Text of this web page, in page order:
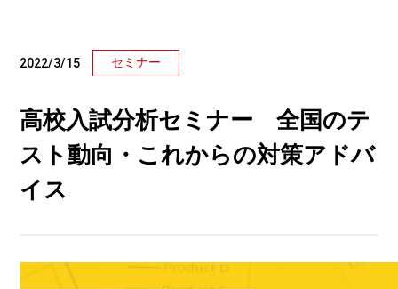
2022/3/15 セミナー
高校入試分析セミナー 全国のテ
スト動向・これからの対策アドバ
イス